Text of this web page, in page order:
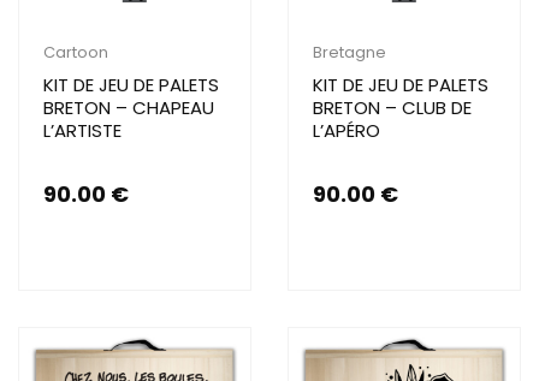
Cartoon
KIT DE JEU DE PALETS
BRETON – CHAPEAU
L’ARTISTE
90.00 €
Bretagne
KIT DE JEU DE PALETS
BRETON – CLUB DE
L’APÉRO
90.00 €